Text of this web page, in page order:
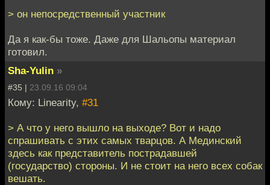
> он непосредственный участник
Да я как-бы тоже. Даже для Шальопы материал
готовил.
Sha-Yulin »
#35 | 23.09.16 09:04
Кому: Linearity, #31
> А что у него вышло на выходе? Вот и надо
спрашивать с этих самых тварцов. А Мединский
здесь как представитель пострадавшей
(государство) стороны. И не стоит на него всех собак
вешать.